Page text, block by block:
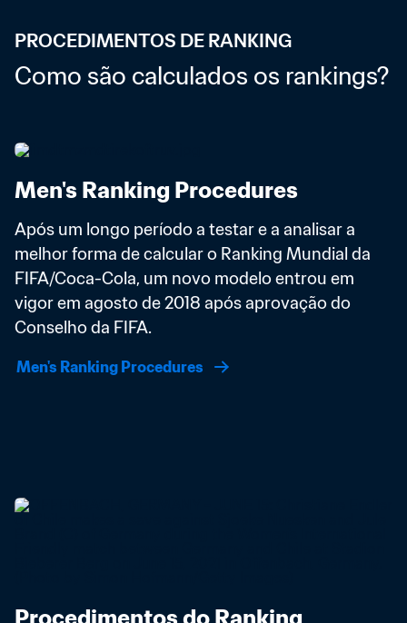
PROCEDIMENTOS DE RANKING
Como são calculados os rankings?
Men's Ranking Procedures
Após um longo período a testar e a analisar a
melhor forma de calcular o Ranking Mundial da
FIFA/Coca-Cola, um novo modelo entrou em
vigor em agosto de 2018 após aprovação do
Conselho da FIFA.
Men's Ranking Procedures